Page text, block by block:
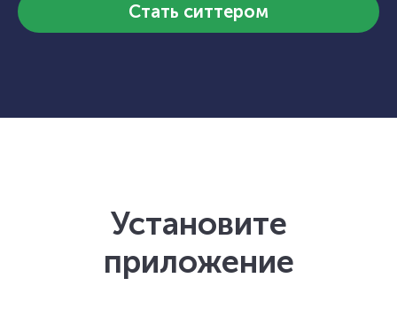
Стать ситтером
Установите
приложение